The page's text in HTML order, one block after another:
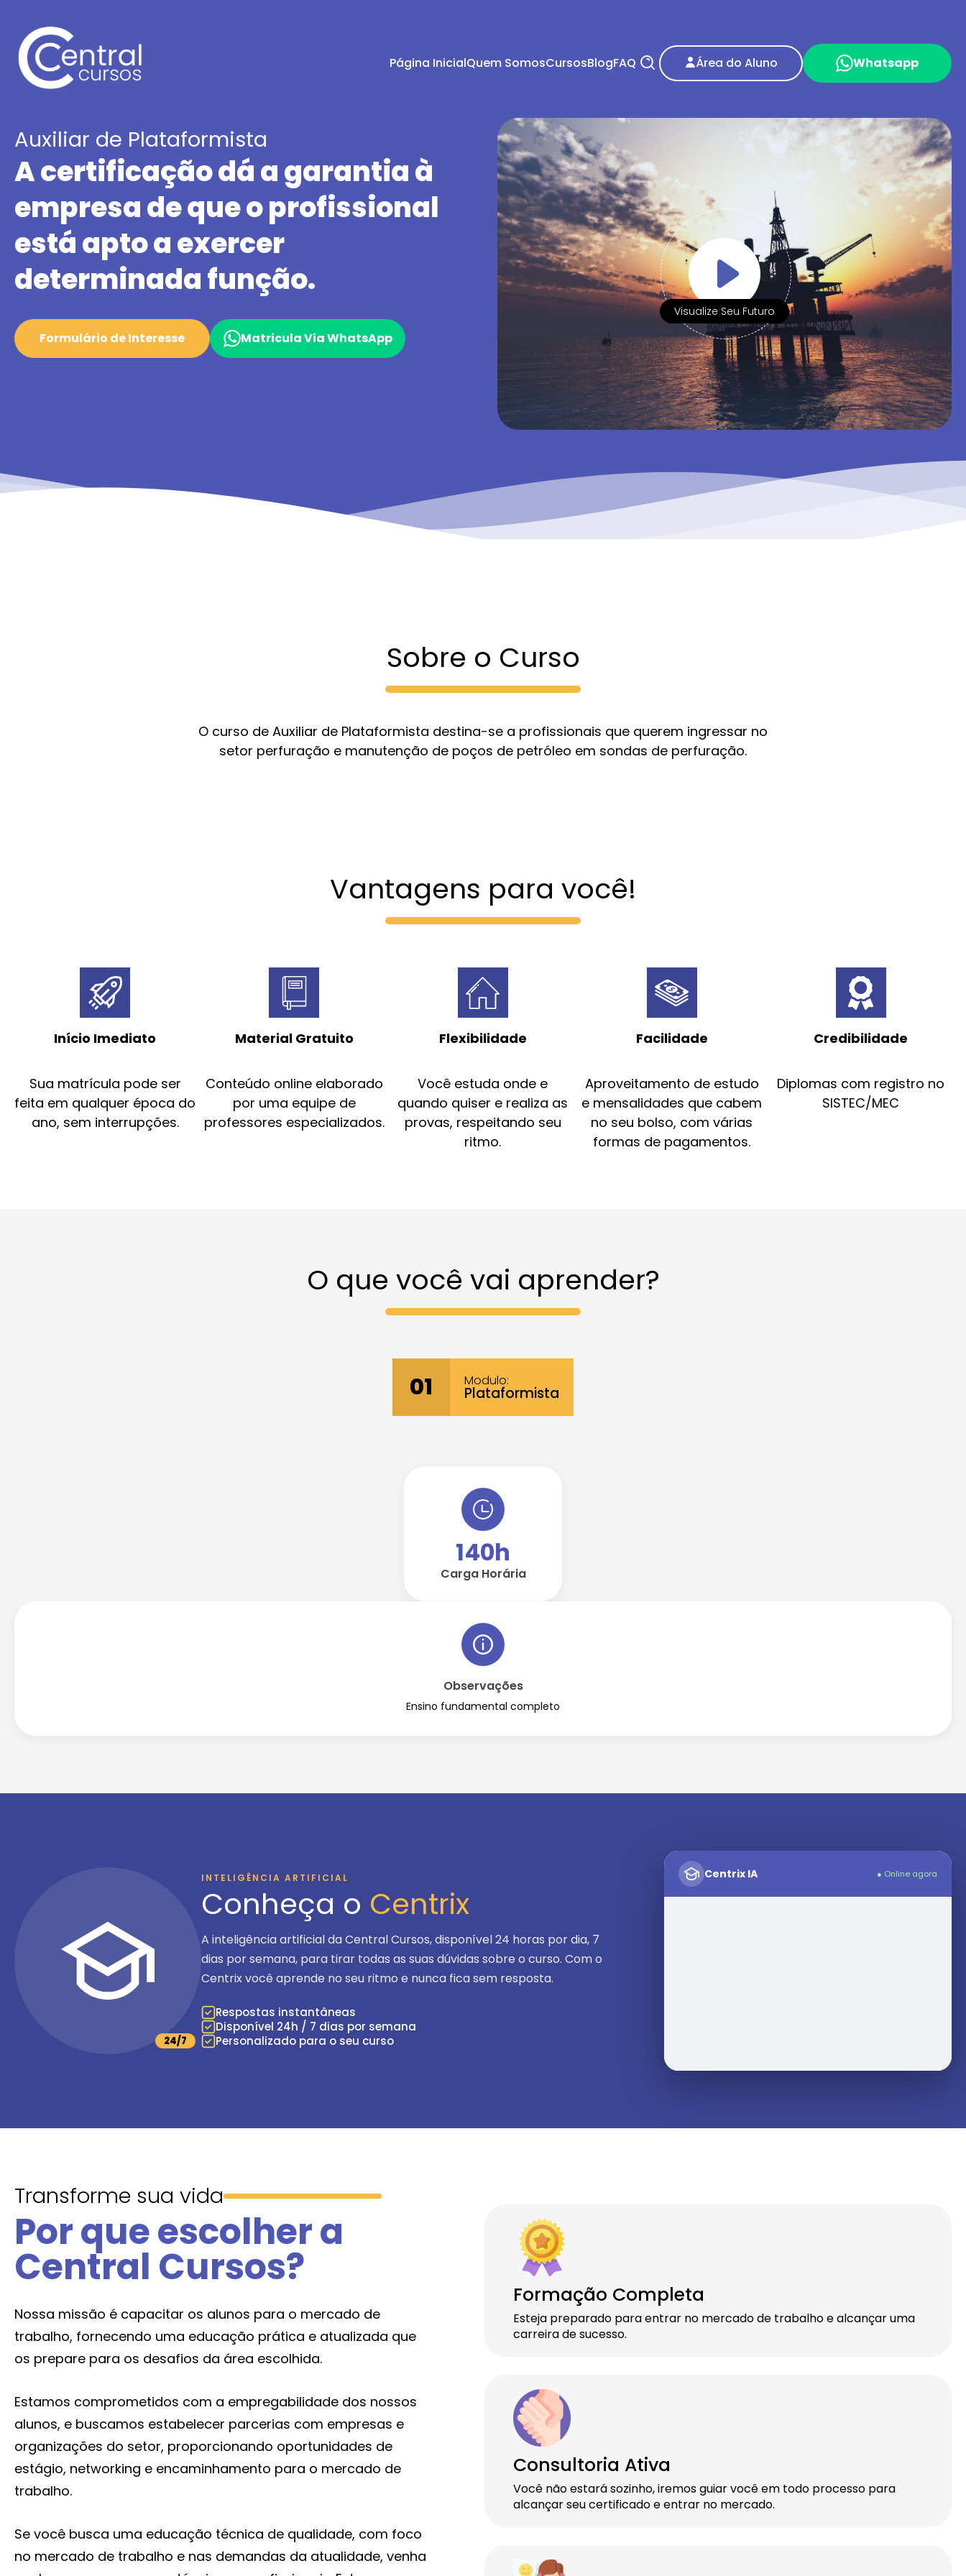
Página InicialQuem SomosCursosBlogFAQ Área do Aluno Whatsapp
Auxiliar de Plataformista
A certificação dá a garantia à
empresa de que o profissional
está apto a exercer
determinada função.
Formulário de Interesse Matricula Via WhatsApp
Visualize Seu Futuro
Sobre o Curso
O curso de Auxiliar de Plataformista destina-se a profissionais que querem ingressar no
setor perfuração e manutenção de poços de petróleo em sondas de perfuração.
Vantagens para você!
Início Imediato
Sua matrícula pode ser
feita em qualquer época do
ano, sem interrupções.
Material Gratuito
Conteúdo online elaborado
por uma equipe de
professores especializados.
Flexibilidade
Você estuda onde e
quando quiser e realiza as
provas, respeitando seu
ritmo.
Facilidade
Aproveitamento de estudo
e mensalidades que cabem
no seu bolso, com várias
formas de pagamentos.
Credibilidade
Diplomas com registro no
SISTEC/MEC
O que você vai aprender?
01 Modulo:
Plataformista
140h
Carga Horária
Observações
Ensino fundamental completo
24/7
INTELIGÊNCIA ARTIFICIAL
Conheça o Centrix
A inteligência artificial da Central Cursos, disponível24 horas por dia, 7
dias por semana, para tirar todas as suas dúvidas sobre o curso. Com o
Centrix você aprende no seu ritmo e nunca fica sem resposta.
Respostas instantâneas
Disponível 24h / 7 dias por semana
Personalizado para o seu curso
Centrix IA ● Online agora
Transforme sua vida
Por que escolher a
Central Cursos?
Nossa missão é capacitar os alunos para o mercado de
trabalho, fornecendo uma educação prática e atualizada que
os prepare para os desafios da área escolhida.
Estamos comprometidos com a empregabilidade dos nossos
alunos, e buscamos estabelecer parcerias com empresas e
organizações do setor, proporcionando oportunidades de
estágio, networking e encaminhamento para o mercado de
trabalho.
Se você busca uma educação técnica de qualidade, com foco
no mercado de trabalho e nas demandas da atualidade, venha
Formação Completa
Esteja preparado para entrar no mercado de trabalho e alcançar uma
carreira de sucesso.
Consultoria Ativa
Você não estará sozinho, iremos guiar você em todo processo para
alcançar seu certificado e entrar no mercado.